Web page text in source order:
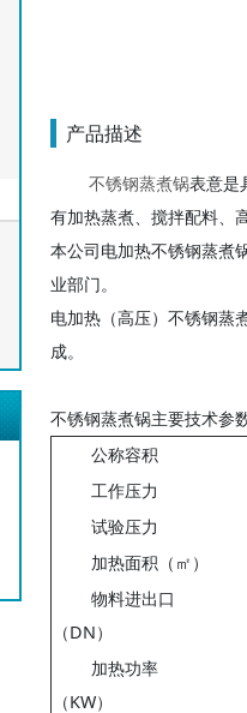
产品描述
不锈钢蒸煮锅表意是
有加热蒸煮、搅拌配料、
本公司电加热不锈钢蒸煮
业部门。
电加热（高压）不锈钢蒸
成。
不锈钢蒸煮锅主要技术参
公称容积
工作压力
试验压力
加热面积（㎡）
物料进出口
（DN）
加热功率
（KW）